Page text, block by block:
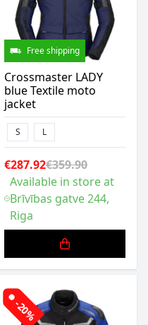
Free shipping
Crossmaster LADY
blue Textile moto
jacket
S L
€287.92€359.90
Available in store at
Brīvības gatve 244,
Riga
-20%